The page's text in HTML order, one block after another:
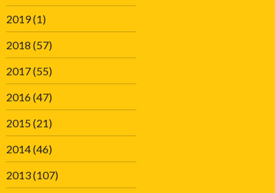
2019(1)
2018 (57)
2017(55)
2016(47)
2015(21)
2014(46)
2013(107)